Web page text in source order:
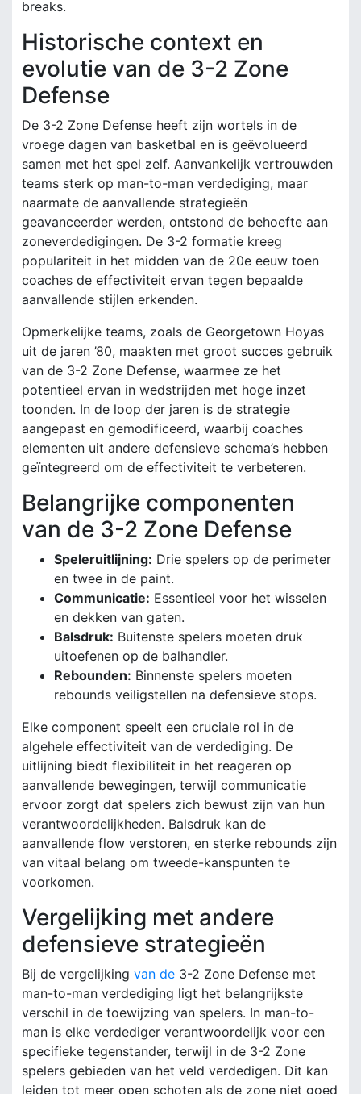
breaks.
Historische context en
evolutie van de 3-2 Zone
Defense
De 3-2 Zone Defense heeft zijn wortels in de
vroege dagen van basketbal en is geëvolueerd
samen met het spel zelf. Aanvankelijk vertrouwden
teams sterk op man-to-man verdediging, maar
naarmate de aanvallende strategieën
geavanceerder werden, ontstond de behoefte aan
zoneverdedigingen. De 3-2 formatie kreeg
populariteit in het midden van de 20e eeuw toen
coaches de effectiviteit ervan tegen bepaalde
aanvallende stijlen erkenden.
Opmerkelijke teams, zoals de Georgetown Hoyas
uit de jaren ’80, maakten met groot succes gebruik
van de 3-2 Zone Defense, waarmee ze het
potentieel ervan in wedstrijden met hoge inzet
toonden. In de loop der jaren is de strategie
aangepast en gemodificeerd, waarbij coaches
elementen uit andere defensieve schema’s hebben
geïntegreerd om de effectiviteit te verbeteren.
Belangrijke componenten
van de 3-2 Zone Defense
Speleruitlijning: Drie spelers op de perimeter
en twee in de paint.
Communicatie: Essentieel voor het wisselen
en dekken van gaten.
Balsdruk: Buitenste spelers moeten druk
uitoefenen op de balhandler.
Rebounden: Binnenste spelers moeten
rebounds veiligstellen na defensieve stops.
Elke component speelt een cruciale rol in de
algehele effectiviteit van de verdediging. De
uitlijning biedt flexibiliteit in het reageren op
aanvallende bewegingen, terwijl communicatie
ervoor zorgt dat spelers zich bewust zijn van hun
verantwoordelijkheden. Balsdruk kan de
aanvallende flow verstoren, en sterke rebounds zijn
van vitaal belang om tweede-kanspunten te
voorkomen.
Vergelijking met andere
defensieve strategieën
Bij de vergelijking van de 3-2 Zone Defense met
man-to-man verdediging ligt het belangrijkste
verschil in de toewijzing van spelers. In man-to-
man is elke verdediger verantwoordelijk voor een
specifieke tegenstander, terwijl in de 3-2 Zone
spelers gebieden van het veld verdedigen. Dit kan
leiden tot meer open schoten als de zone niet goed